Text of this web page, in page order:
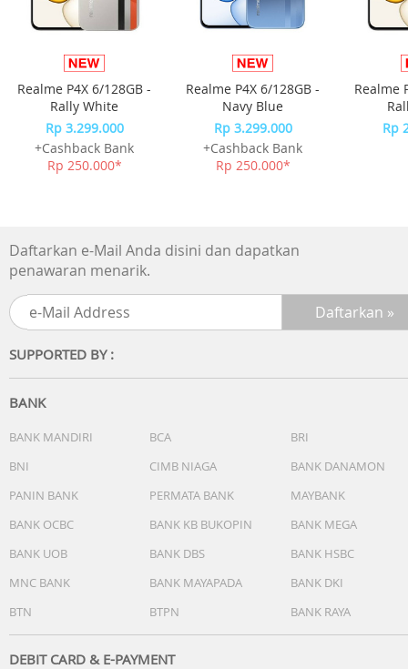
Realme P4X 6/128GB -
Rally White
Rp 3.299.000
+Cashback Bank
Rp 250.000*
Realme P4X 6/128GB -
Navy Blue
Rp 3.299.000
+Cashback Bank
Rp 250.000*
Realme
Rp
Daftarkan e-Mail Anda disini dan dapatkan
penawaran menarik.
SUPPORTED BY :
BANK
BANK MANDIRI BCA
BRI
BNI
CIMB NIAGA
BANK DANAMON
PANIN BANK
PERMATA BANK
MAYBANK
BANK OCBC
BANK KB BUKOPIN
BANK MEGA
BANK UOB
BANK DBS
BANK HSBC
MNC BANK
BANK MAYAPADA
BANK DKI
BTN
BTPN BANK RAYA
DEBIT CARD & E-PAYMENT